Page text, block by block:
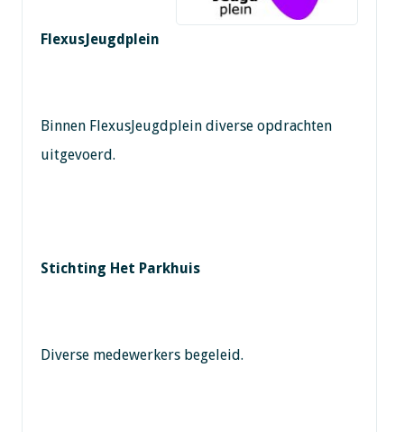
FlexusJeugdplein
Binnen FlexusJeugdplein diverse opdrachten
uitgevoerd.
Stichting Het Parkhuis
Diverse medewerkers begeleid.